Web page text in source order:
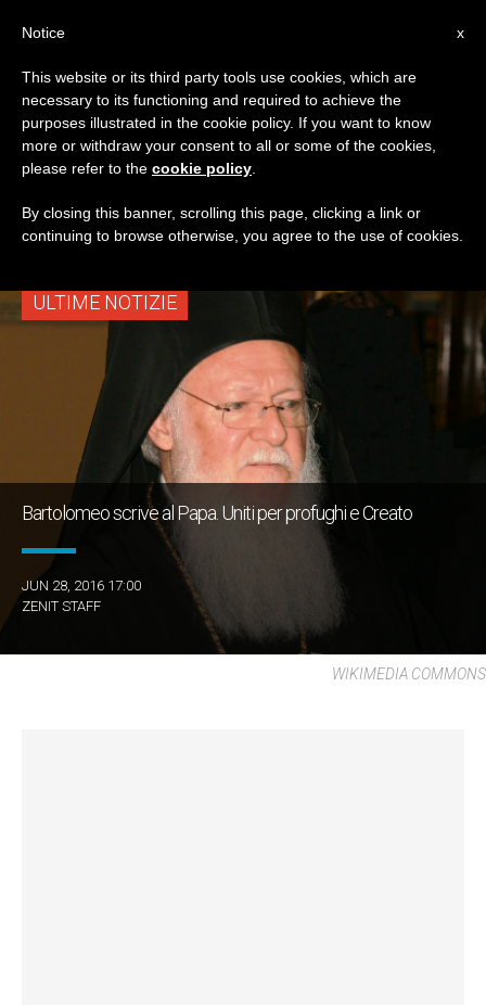
TAG
Posts Tagged
‘migrant’
ULTIME NOTIZIE
Bartolomeo scrive al Papa. Uniti per profughi e Creato
JUN 28, 2016 17:00
ZENIT STAFF
WIKIMEDIA COMMONS
x
Notice
This website or its third party tools use cookies, which are
necessary to its functioning and required to achieve the
purposes illustrated in the cookie policy. If you want to know
more or withdraw your consent to all or some of the cookies,
please refer to the cookie policy
By closing this banner, scrolling this page, clicking a link or
continuing to browse otherwise, you agree to the use of cookies.